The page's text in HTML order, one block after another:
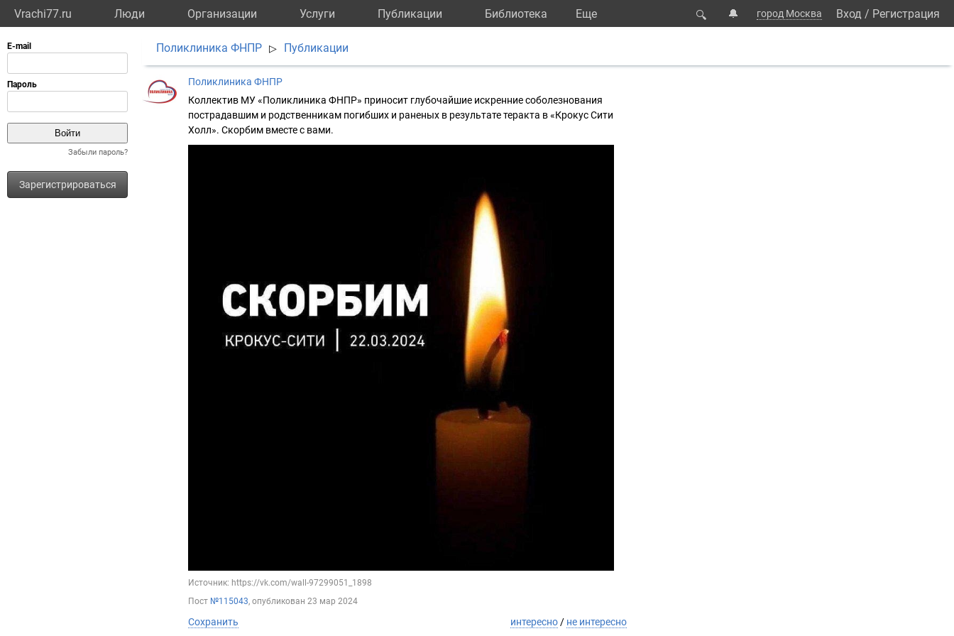
Vrachi77.ru Люди Организации Услуги Публикации Библиотека Eще 🔍 🔔 город Москва Вход / Регистрация
Забыли пароль?
Зарегистрироваться
Поликлиника ФНПР ▷ Публикации
Поликлиника ФНПР
Коллектив МУ «Поликлиника ФНПР» приносит глубочайшие искренние соболезнования
пострадавшим и родственникам погибших и раненых в результате теракта в «Крокус Сити
Холл». Скорбим вместе с вами.
Источник: https://vk.com/wall-97299051_1898
Пост №115043, опубликован 23 мар 2024
Сохранить интересно / не интересно